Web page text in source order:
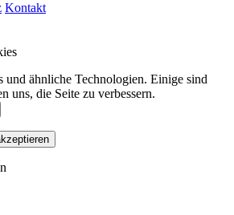
Kontakt
und ähnliche Technologien. Einige sind
uns, die Seite zu verbessern.